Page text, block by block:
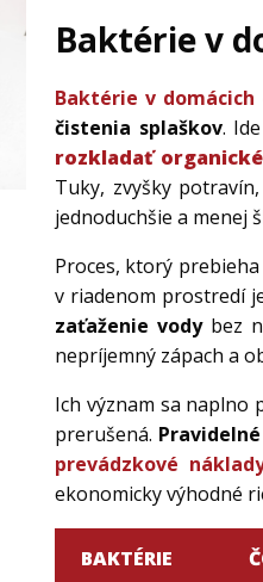
Baktérie v
Baktérie v
čistenia splaškov.
rozkladať
Tuky, zvyšky
jednoduchšie a menej
Proces, ktorý
v riadenom prostredí
zaťaženie vodybez
nepríjemný zápach a
Ich význam sa naplno
prerušená.
prevádzkové
ekonomicky výhodné
BAKTÉRIE